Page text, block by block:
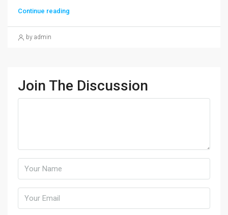
Continue reading
by admin
Join The Discussion